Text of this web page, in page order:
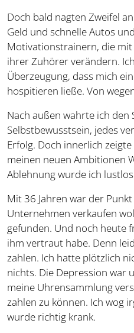
Doch bald nagten Zweifel
Geld und schnelle Autos
Motivationstrainern, die
ihrer Zuhörer verändern.
Überzeugung, dass mich
hospitieren ließe. Von
Nach außen wahrte ich den
Selbstbewusstsein, jedes
Erfolg. Doch innerlich
meinen neuen Ambitionen
Ablehnung wurde ich
Mit 36 Jahren war der
Unternehmen verkaufen
gefunden. Und noch heute
ihm vertraut habe. Denn
zahlen. Ich hatte plötzlich
nichts. Die Depression war
meine Uhrensammlung
zahlen zu können. Ich wog
wurde richtig krank.